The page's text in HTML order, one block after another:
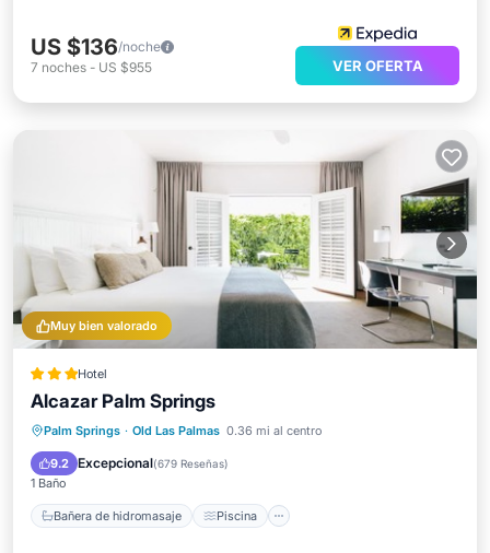
US $136/noche
7 noches - US $955 VER OFERTA
Muy bien valorado
Hotel
Alcazar Palm Springs
Palm Springs · Old Las Palmas 0.36 mi al centro
9.2 Excepcional(679 Reseñas)
1 Baño
Bañera de hidromasaje Piscina
Bañera de hidromasaje
Piscina
Balcón/Terraza